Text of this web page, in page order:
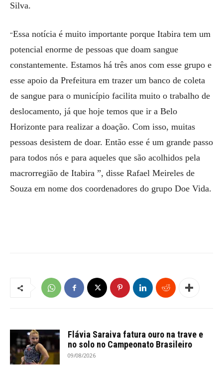
Silva.
“Essa notícia é muito importante porque Itabira tem um
potencial enorme de pessoas que doam sangue
constantemente. Estamos há três anos com esse grupo e
esse apoio da Prefeitura em trazer um banco de coleta
de sangue para o município facilita muito o trabalho de
deslocamento, já que hoje temos que ir a Belo
Horizonte para realizar a doação. Com isso, muitas
pessoas desistem de doar. Então esse é um grande passo
para todos nós e para aqueles que são acolhidos pela
macrorregião de Itabira ”, disse Rafael Meireles de
Souza em nome dos coordenadores do grupo Doe Vida.
Flávia Saraiva fatura ouro na trave e
no solo no Campeonato Brasileiro
09/08/2026